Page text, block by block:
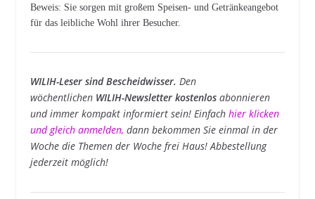
Beweis: Sie sorgen mit großem Speisen- und Getränkeangebot
für das leibliche Wohl ihrer Besucher.
WILIH-Leser sind Bescheidwisser. Den
wöchentlichen WILIH-Newsletter kostenlosabonnieren
und immer kompakt informiert sein! Einfach hier klicken
und gleich anmelden, dann bekommen Sie einmal in der
Woche die Themen der Woche frei Haus! Abbestellung
jederzeit möglich!